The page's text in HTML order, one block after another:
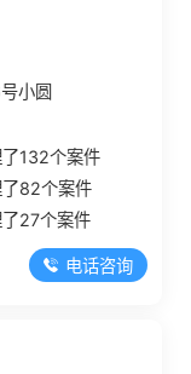
小圆
132个案件
82个案件
27个案件
电话咨询